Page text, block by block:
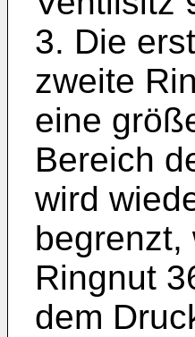
3. Die
zweite
eine
Bereich
wird
begrenzt,
Ringnut
dem